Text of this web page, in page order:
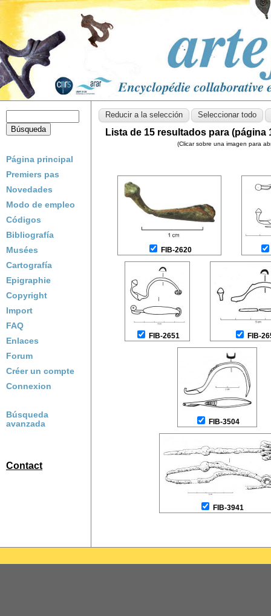
Página principal
Premiers pas
Novedades
Modo de empleo
Códigos
Bibliografía
Musées
Cartografía
Epigraphie
Copyright
Import
FAQ
Enlaces
Forum
Créer un compte
Connexion
Búsqueda
avanzada
Contact
Lista de 15 resultados para (página
(Clicar sobre una imagen para
FIB-2620
FIB-2651 FIB-
FIB-3504
FIB-3941